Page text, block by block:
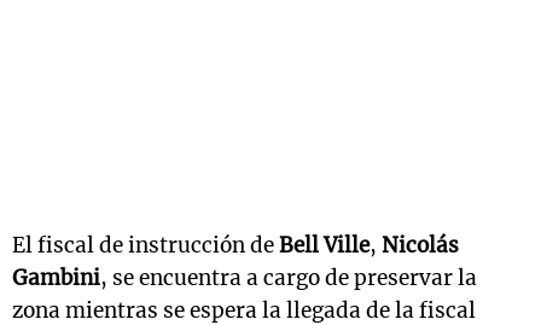
El fiscal de instrucción deBell Ville, Nicolás
Gambini, se encuentra a cargo de preservar la
zona mientras se espera la llegada de la fiscal